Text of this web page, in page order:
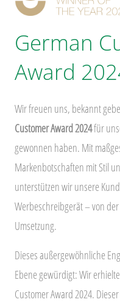
German
Award
Wir freuen uns, bekannt
Customer Award 2024für
gewonnen haben. Mit
Markenbotschaften mit Stil
unterstützen wir unsere
Werbeschreibgerät – von
Umsetzung.
Dieses außergewöhnliche
Ebene gewürdigt: Wir
Customer Award 2024.